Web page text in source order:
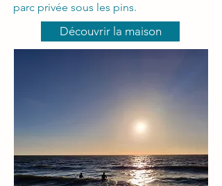
parc privée sous les pins.
Découvrir la maison